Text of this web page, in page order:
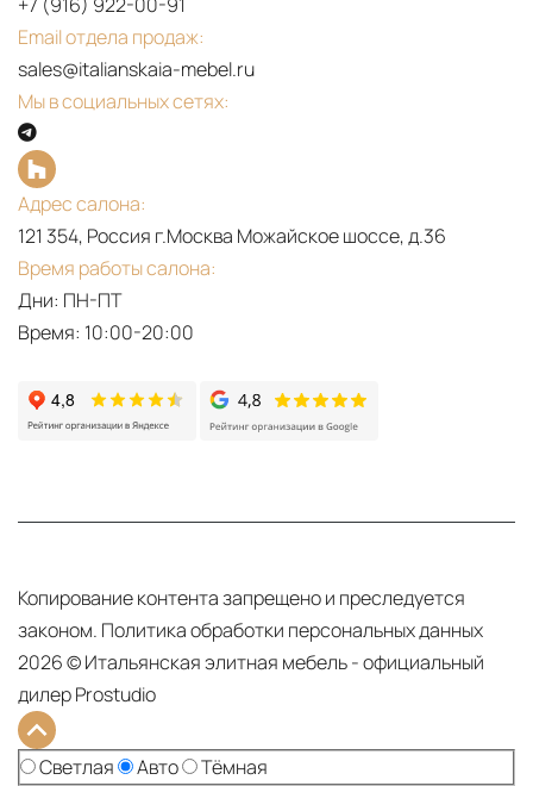
TXXNTY
2023
PDF
Email отдела продаж:
sales@italianskaia-mebel.ru
Мы в социальных сетях:
Адрес салона:
121 354, Россия г.Москва Можайское шоссе, д.36
Время работы салона:
Дни: ПН-ПТ
Время: 10:00-20:00
Копирование контента запрещено и преследуется
законом. Политика обработки персональных данных
2026 © Итальянская элитная мебель - официальный
дилер Prostudio
Тема сайта:
Светлая Авто Тёмная